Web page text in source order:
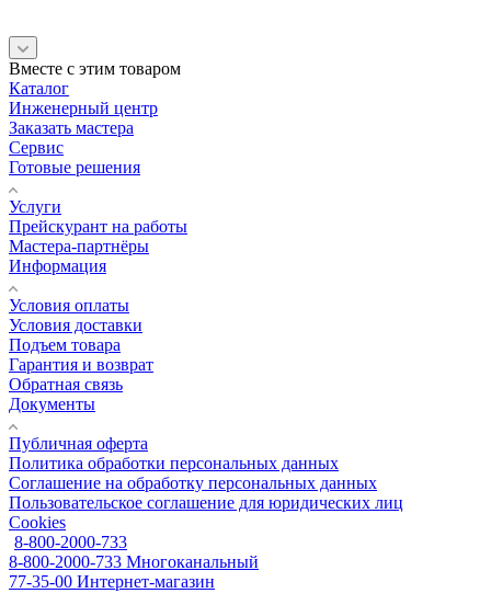
Вместе с этим товаром
Каталог
Инженерный центр
Заказать мастера
Сервис
Готовые решения
Услуги
Прейскурант на работы
Мастера-партнёры
Информация
Условия оплаты
Условия доставки
Подъем товара
Гарантия и возврат
Обратная связь
Документы
Публичная оферта
Политика обработки персональных данных
Соглашение на обработку персональных данных
Пользовательское соглашение для юридических лиц
Cookies
8-800-2000-733
8-800-2000-733 Многоканальный
77-35-00 Интернет-магазин